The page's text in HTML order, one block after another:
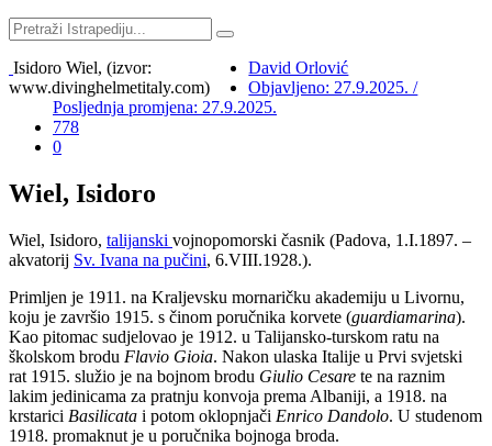
Isidoro Wiel, (izvor:
www.divinghelmetitaly.com)
David Orlović
Objavljeno: 27.9.2025. /
Posljednja promjena: 27.9.2025.
778
0
Wiel, Isidoro
Wiel, Isidoro, talijanski vojnopomorski časnik (Padova, 1.I.1897. –
akvatorij Sv. Ivana na pučini, 6.VIII.1928.).
Primljen je 1911. na Kraljevsku mornaričku akademiju u Livornu,
koju je završio 1915. s činom poručnika korvete (guardiamarina).
Kao pitomac sudjelovao je 1912. u Talijansko-turskom ratu na
školskom brodu Flavio Gioia. Nakon ulaska Italije u Prvi svjetski
rat 1915. služio je na bojnom brodu Giulio Cesare te na raznim
lakim jedinicama za pratnju konvoja prema Albaniji, a 1918. na
krstarici Basilicata i potom oklopnjači Enrico Dandolo. U studenom
1918. promaknut je u poručnika bojnoga broda.